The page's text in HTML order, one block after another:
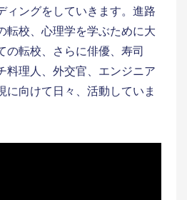
ィングをしていきます。進路
転校、心理学を学ぶために大
の転校、さらに俳優、寿司
料理人、外交官、エンジニア
に向けて日々、活動していま